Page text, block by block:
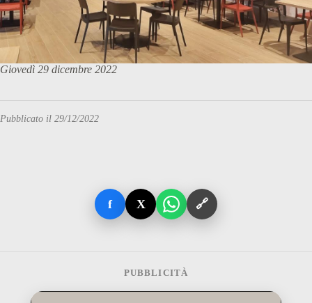
Giovedì 29 dicembre 2022
Pubblicato il 29/12/2022
f X 🔗
PUBBLICITÀ